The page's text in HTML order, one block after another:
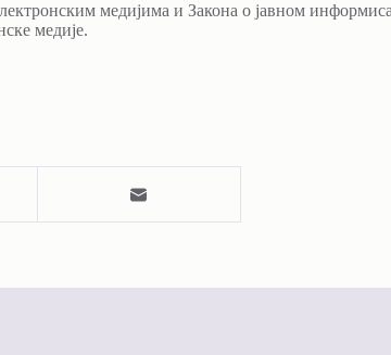
медијима и Закона о јавном
медије.